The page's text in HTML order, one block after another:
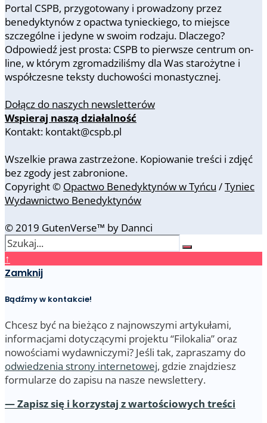
Portal CSPB, przygotowany i prowadzony przez
benedyktynów z opactwa tynieckiego, to miejsce
szczególne i jedyne w swoim rodzaju. Dlaczego?
Odpowiedź jest prosta: CSPB to pierwsze centrum on-
line, w którym zgromadziliśmy dla Was starożytne i
współczesne teksty duchowości monastycznej.
Dołącz do naszych newsletterów
Wspieraj naszą działalność
Kontakt: kontakt@cspb.pl
Wszelkie prawa zastrzeżone. Kopiowanie treści i zdjęć
bez zgody jest zabronione.
Copyright © Opactwo Benedyktynów w Tyńcu /Tyniec
Wydawnictwo Benedyktynów
© 2019 GutenVerse™ by Dannci
↑
Zamknij
Bądźmy w kontakcie!
Chcesz być na bieżąco z najnowszymi artykułami,
informacjami dotyczącymi projektu “Filokalia” oraz
nowościami wydawniczymi? Jeśli tak, zapraszamy do
odwiedzenia strony internetowej, gdzie znajdziesz
formularze do zapisu na nasze newslettery.
— Zapisz się i korzystaj z wartościowych treści